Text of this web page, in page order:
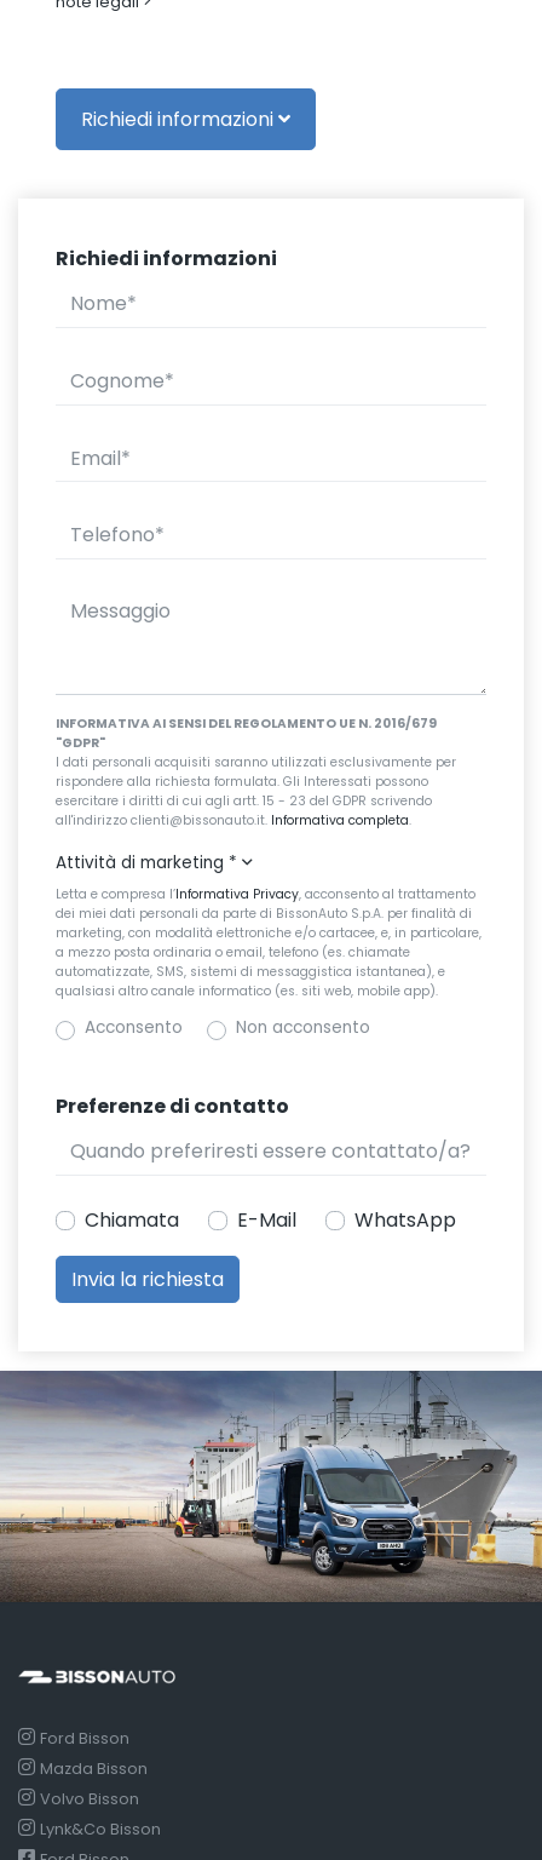
Richiedi informazioni
Richiedi informazioni
INFORMATIVA AI SENSI DEL REGOLAMENTO UE N. 2016/679
"GDPR"
I dati personali acquisiti saranno utilizzati esclusivamente per
rispondere alla richiesta formulata. Gli Interessati possono
esercitare i diritti di cui agli artt. 15 - 23 del GDPR scrivendo
all'indirizzo clienti@bissonauto.it. Informativa completa.
Attività di marketing *
Letta e compresa l’Informativa Privacy, acconsento al trattamento
dei miei dati personali da parte di BissonAuto S.p.A. per finalità di
marketing, con modalità elettroniche e/o cartacee, e, in particolare,
a mezzo posta ordinaria o email, telefono (es. chiamate
automatizzate, SMS, sistemi di messaggistica istantanea), e
qualsiasi altro canale informatico (es. siti web, mobile app).
Acconsento Non acconsento
Preferenze di contatto
Chiamata E-Mail WhatsApp
Ford Bisson
Mazda Bisson
Volvo Bisson
Lynk&Co Bisson